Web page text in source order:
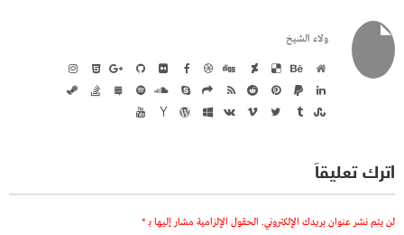
ولاء الشيخ
اترك تعليقاً
لن يتم نشر عنوان بريدك الإلكتروني. الحقول الإلزامية مشار إليها بـ *